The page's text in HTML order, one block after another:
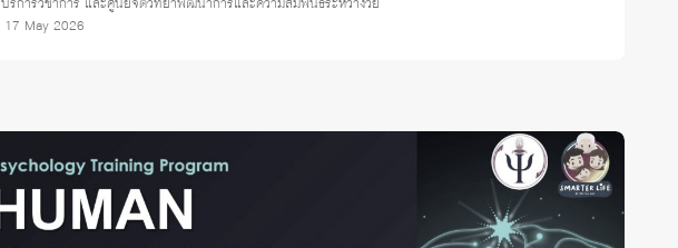
บริการวิชาการ และศูนย์จิตวิทยาพัฒนาการและความสัมพันธ์ระหว่างวัย
17 May 2026